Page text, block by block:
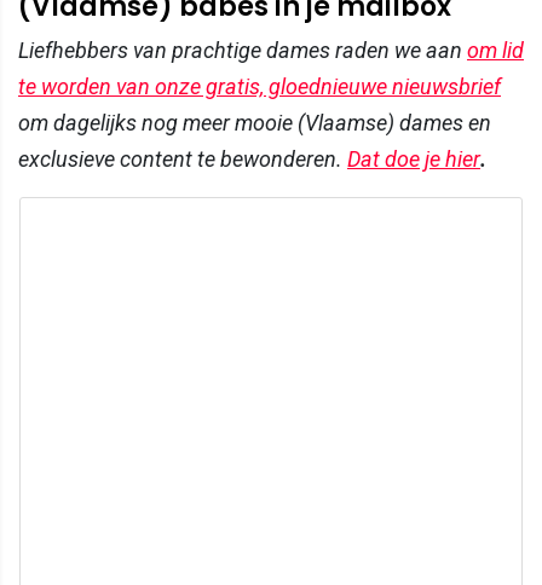
Liefhebbers van prachtige dames raden we aan om lid
te worden van onze gratis, gloednieuwe nieuwsbrief
om dagelijks nog meer mooie (Vlaamse) dames en
exclusieve content te bewonderen. Dat doe je hier.